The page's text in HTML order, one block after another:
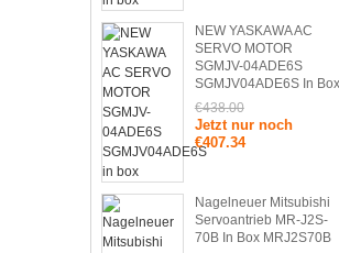
NEW YASKAWA AC
SERVO MOTOR
SGMJV-04ADE6S
SGMJV04ADE6S In Box
€438.00
Jetzt nur noch
€407.34
Nagelneuer Mitsubishi
Servoantrieb MR-J2S-
70B In Box MRJ2S70B